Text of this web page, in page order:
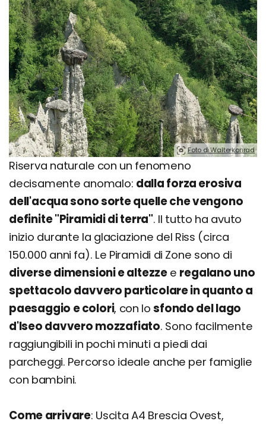
Foto di Walterkonrad
Riserva naturale con un fenomeno
decisamente anomalo: dalla forza erosiva
dell'acqua sono sorte quelle che vengono
definite "Piramidi di terra". Il tutto ha avuto
inizio durante la glaciazione del Riss (circa
150.000 anni fa). Le Piramidi di Zone sono di
diverse dimensioni e altezzee regalano uno
spettacolo davvero particolare in quanto a
paesaggio e colori, con losfondo del lago
d'Iseo davvero mozzafiato. Sono facilmente
raggiungibili in pochi minuti a piedi dai
parcheggi. Percorso ideale anche per famiglie
con bambini.
Come arrivare: Uscita A4 Brescia Ovest,